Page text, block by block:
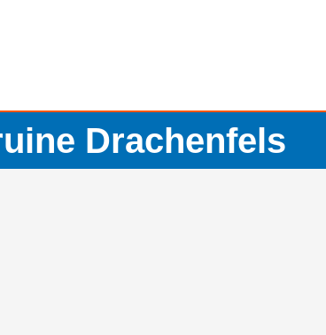
Drachenfels